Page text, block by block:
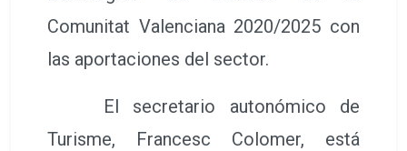
Comunitat Valenciana 2020/2025 con
las aportaciones del sector.
El secretario autonómico de
Turisme, Francesc Colomer, está